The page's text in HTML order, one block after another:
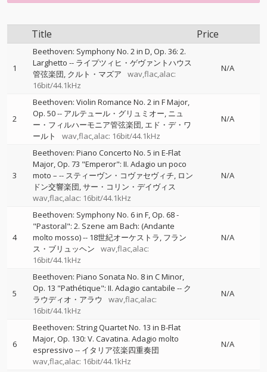
Title Price
1
Beethoven: Symphony No. 2 in D, Op. 36: 2.
Larghetto -- ライプツィヒ・ゲヴァントハウス
管弦楽団 クルト・マズア
wav,flac,alac:
16bit/44.1kHz
N/A
2
Beethoven: Violin Romance No. 2 in F Major,
Op. 50-- アルテュール・グリュミオー ニュ
ー・フィルハーモニア管弦楽団 エド・デ・ワ
ールト
wav,flac,alac: 16bit/44.1kHz
N/A
3
Beethoven: Piano Concerto No. 5 in E-Flat
Major, Op. 73 "Emperor": II. Adagio un poco
moto – -- スティーヴン・コヴァセヴィチ ロン
ドン交響楽団 サー・コリン・デイヴィス
wav,flac,alac: 16bit/44.1kHz
N/A
4
Beethoven: Symphony No. 6 in F, Op. 68 -
"Pastoral": 2. Szene am Bach: (Andante
molto mosso)-- 18世紀オーケストラ フラン
ス・ブリュッヘン
wav,flac,alac:
16bit/44.1kHz
N/A
5
Beethoven: Piano Sonata No. 8 in C Minor,
Op. 13 "Pathétique": II. Adagio cantabile -- ク
ラウディオ・アラウ
wav,flac,alac:
16bit/44.1kHz
N/A
6
Beethoven: String Quartet No. 13 in B-Flat
Major, Op. 130: V. Cavatina. Adagio molto
espressivo -- イタリア弦楽四重奏団
wav,flac,alac: 16bit/44.1kHz
N/A